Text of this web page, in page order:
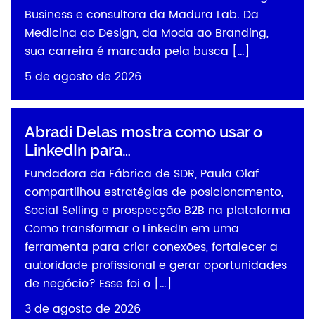
Business e consultora da Madura Lab. Da
Medicina ao Design, da Moda ao Branding,
sua carreira é marcada pela busca […]
5 de agosto de 2026
Abradi Delas mostra como usar o
LinkedIn para…
Fundadora da Fábrica de SDR, Paula Olaf
compartilhou estratégias de posicionamento,
Social Selling e prospecção B2B na plataforma
Como transformar o LinkedIn em uma
ferramenta para criar conexões, fortalecer a
autoridade profissional e gerar oportunidades
de negócio? Esse foi o […]
3 de agosto de 2026